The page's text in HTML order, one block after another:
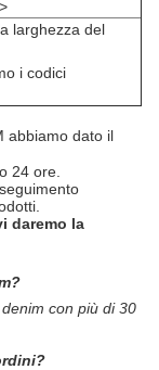
larghezza del
i codici
abbiamo dato il
24 ore.
daremo la
con più di 30